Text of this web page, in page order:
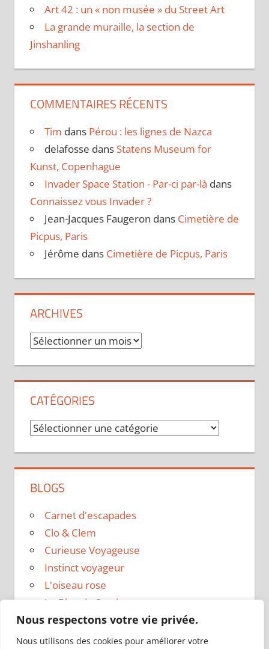
Nous respectons votre vie privée.
Nous utilisons des cookies pour améliorer votre
Art 42 : un « non musée » du Street Art
La grande muraille, la section de
Jinshanling
COMMENTAIRES RÉCENTS
Tim dans Pérou : les lignes de Nazca
delafosse dans Statens Museum for
Kunst, Copenhague
Invader Space Station - Par-ci par-là dans
Connaissez vous Invader ?
Jean-Jacques Faugeron dans Cimetière de
Picpus, Paris
Jérôme dans Cimetière de Picpus, Paris
ARCHIVES
Archives
CATÉGORIES
Catégories
BLOGS
Carnet d'escapades
Clo & Clem
Curieuse Voyageuse
Instinct voyageur
L'oiseau rose
Le Blog de Sarah
Le sac a dos
Madame Oreille